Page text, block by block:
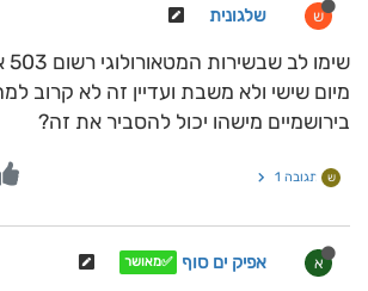
ש שלגונית
מיום שישי ולא משבת ועדיין זה לא קרוב
בירושמיים מישהו יכול להסביר את זה?
ש תגובה 1
א אפיק ים סוף ✅מאושר